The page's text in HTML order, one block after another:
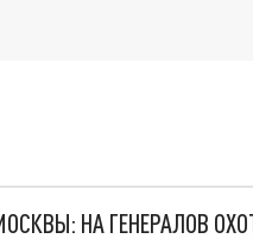
НА ГЕНЕРАЛОВ